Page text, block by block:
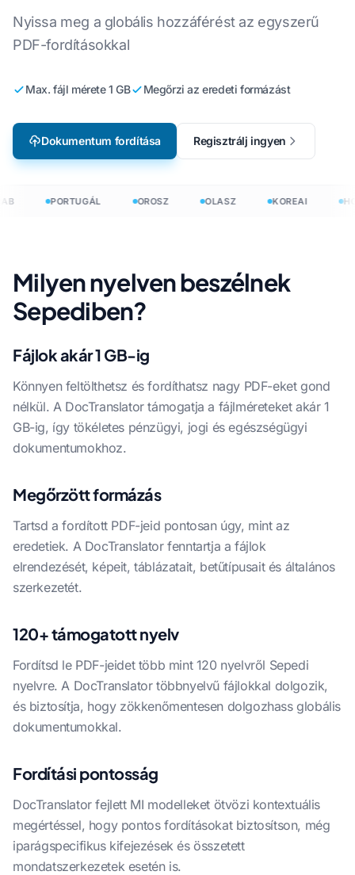
Nyissa meg a globális hozzáférést az egyszerű
PDF-fordításokkal
Max. fájl mérete 1 GB Megőrzi az eredeti formázást
Dokumentum fordítása Regisztrálj ingyen
PORTUGÁL OROSZ OLASZ KOREAI
Milyen nyelven beszélnek
Sepediben?
Fájlok akár 1 GB-ig
Könnyen feltölthetsz és fordíthatsz nagy PDF-eket gond
nélkül. A DocTranslator támogatja a fájlméreteket akár 1
GB-ig, így tökéletes pénzügyi, jogi és egészségügyi
dokumentumokhoz.
Megőrzött formázás
Tartsd a fordított PDF-jeid pontosan úgy, mint az
eredetiek. A DocTranslator fenntartja a fájlok
elrendezését, képeit, táblázatait, betűtípusait és általános
szerkezetét.
120+ támogatott nyelv
Fordítsd le PDF-jeidet több mint 120 nyelvről Sepedi
nyelvre. A DocTranslator többnyelvű fájlokkal dolgozik,
és biztosítja, hogy zökkenőmentesen dolgozhass globális
dokumentumokkal.
Fordítási pontosság
DocTranslator fejlett MI modelleket ötvözi kontextuális
megértéssel, hogy pontos fordításokat biztosítson, még
iparágspecifikus kifejezések és összetett
mondatszerkezetek esetén is.